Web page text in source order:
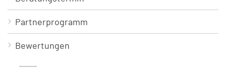
Partnerprogramm
Bewertungen